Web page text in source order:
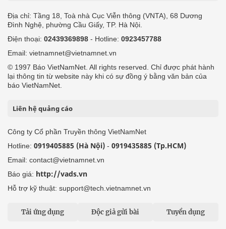
Địa chỉ: Tầng 18, Toà nhà Cục Viễn thông (VNTA), 68 Dương
Đình Nghệ, phường Cầu Giấy, TP. Hà Nội.
Điện thoại: 02439369898 - Hotline: 0923457788
Email: vietnamnet@vietnamnet.vn
© 1997 Báo VietNamNet. All rights reserved. Chỉ được phát hành
lại thông tin từ website này khi có sự đồng ý bằng văn bản của
báo VietNamNet.
Liên hệ quảng cáo
Công ty Cổ phần Truyền thông VietNamNet
Hotline: 0919405885 (Hà Nội) - 0919435885 (Tp.HCM)
Email: contact@vietnamnet.vn
Báo giá: http://vads.vn
Hỗ trợ kỹ thuật: support@tech.vietnamnet.vn
Tải ứng dụng Độc giả gửi bài Tuyển dụng